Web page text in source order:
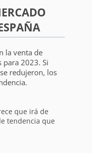
la venta de
para 2023. Si
redujeron, los
que irá de
tendencia que